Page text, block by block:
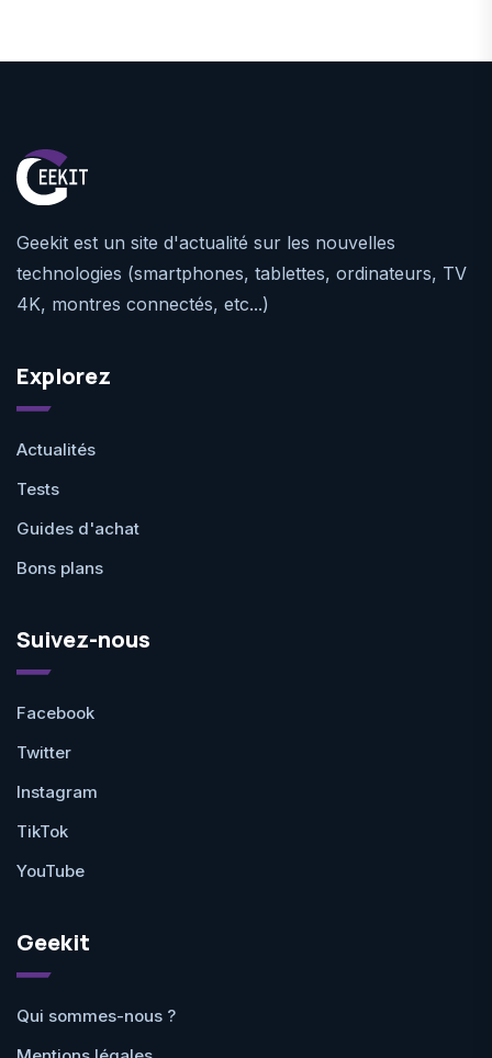
Geekit est un site d'actualité sur les nouvelles
technologies (smartphones, tablettes, ordinateurs, TV
4K, montres connectés, etc...)
Explorez
Actualités
Tests
Guides d'achat
Bons plans
Suivez-nous
Facebook
Twitter
Instagram
TikTok
YouTube
Geekit
Qui sommes-nous ?